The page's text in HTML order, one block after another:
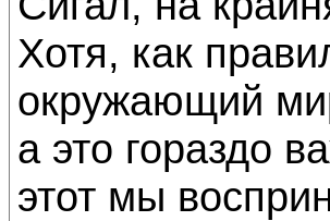
Хотя, как
окружающий
а это гораздо
этот мы